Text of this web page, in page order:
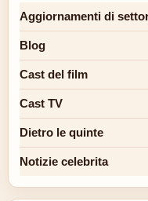
Aggiornamenti di
Blog
Cast del film
Cast TV
Dietro le quinte
Notizie celebrita